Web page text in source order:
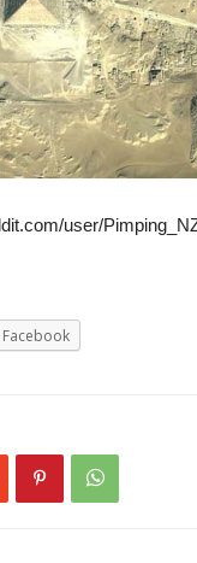
user/
Facebook